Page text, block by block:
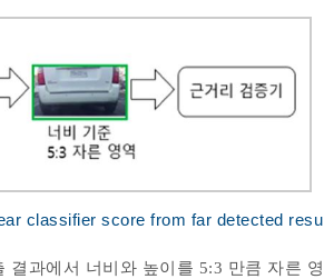
classifier score from far detected
결과에서 너비와 높이를 5:3 만큼 자른